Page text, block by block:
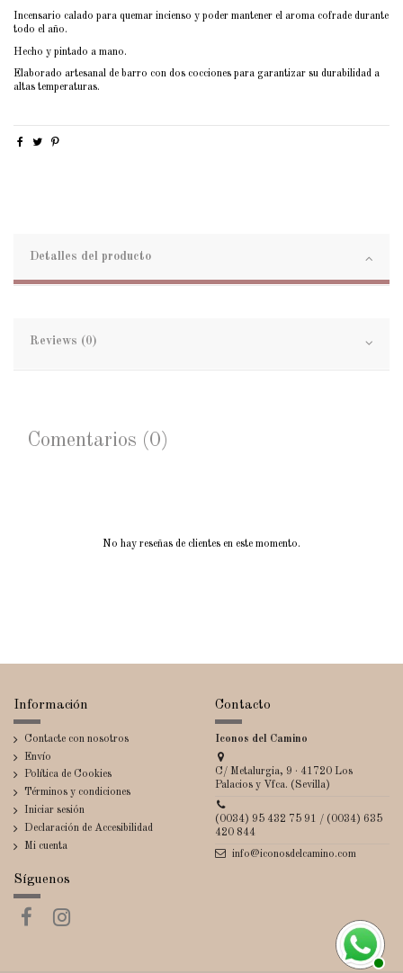
Incensario calado para quemar incienso y poder mantener el aroma cofrade durante
todo el año.
Hecho y pintado a mano.
Elaborado artesanal de barro con dos cocciones para garantizar su durabilidad a
altas temperaturas.
Detalles del producto
Reviews (0)
Comentarios (0)
No hay reseñas de clientes en este momento.
Información
Contacte con nosotros
Envío
Política de Cookies
Términos y condiciones
Iniciar sesión
Declaración de Accesibilidad
Mi cuenta
Contacto
Iconos del Camino
C/ Metalurgia, 9 · 41720 Los
Palacios y Vfca. (Sevilla)
(0034) 95 432 75 91 / (0034) 635
420 844
info@iconosdelcamino.com
Síguenos